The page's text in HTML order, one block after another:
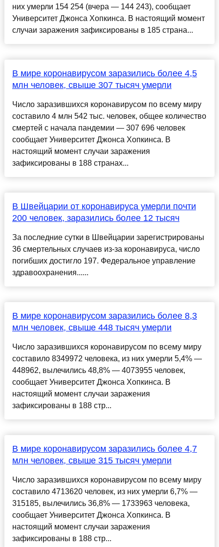
них умерли 154 254 (вчера — 144 243), сообщает
Университет Джонса Хопкинса. В настоящий момент
случаи заражения зафиксированы в 185 страна...
В мире коронавирусом заразились более 4,5
млн человек, свыше 307 тысяч умерли
Число заразившихся коронавирусом по всему миру
составило 4 млн 542 тыс. человек, общее количество
смертей с начала пандемии — 307 696 человек
сообщает Университет Джонса Хопкинса. В
настоящий момент случаи заражения
зафиксированы в 188 странах...
В Швейцарии от коронавируса умерли почти
200 человек, заразились более 12 тысяч
За последние сутки в Швейцарии зарегистрированы
36 смертельных случаев из-за коронавируса, число
погибших достигло 197. Федеральное управление
здравоохранения......
В мире коронавирусом заразились более 8,3
млн человек, свыше 448 тысяч умерли
Число заразившихся коронавирусом по всему миру
составило 8349972 человека, из них умерли 5,4% —
448962, вылечились 48,8% — 4073955 человек,
сообщает Университет Джонса Хопкинса. В
настоящий момент случаи заражения
зафиксированы в 188 стр...
В мире коронавирусом заразились более 4,7
млн человек, свыше 315 тысяч умерли
Число заразившихся коронавирусом по всему миру
составило 4713620 человек, из них умерли 6,7% —
315185, вылечились 36,8% — 1733963 человека,
сообщает Университет Джонса Хопкинса. В
настоящий момент случаи заражения
зафиксированы в 188 стр...